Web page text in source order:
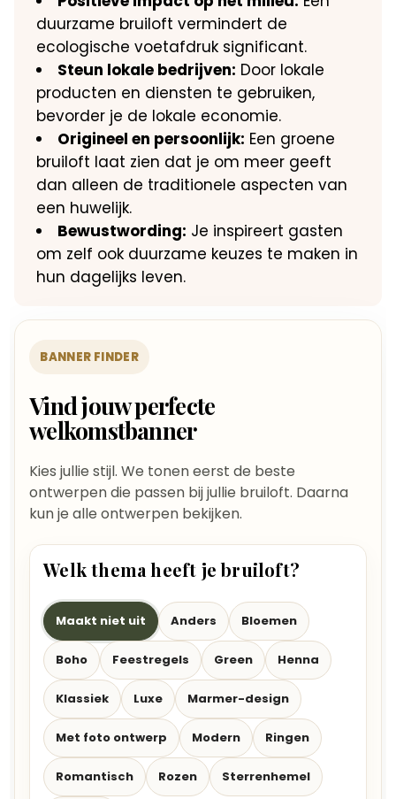
duurzame bruiloft vermindert de
ecologische voetafdruk significant.
Steun lokale bedrijven: Door lokale
producten en diensten te gebruiken,
bevorder je de lokale economie.
Origineel en persoonlijk: Een groene
bruiloft laat zien dat je om meer geeft
dan alleen de traditionele aspecten van
een huwelijk.
Bewustwording: Je inspireert gasten
om zelf ook duurzame keuzes te maken in
hun dagelijks leven.
BANNER FINDER
Vind jouw perfecte
welkomstbanner
Kies jullie stijl. We tonen eerst de beste
ontwerpen die passen bij jullie bruiloft. Daarna
kun je alle ontwerpen bekijken.
Welk thema heeft je bruiloft?
Maakt niet uit Anders Bloemen
Boho Feestregels Green Henna
Klassiek Luxe Marmer-design
Met foto ontwerp Modern Ringen
Romantisch Rozen Sterrenhemel